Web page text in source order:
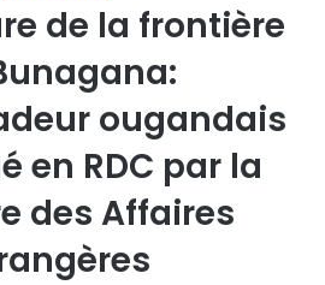
de la frontière
ougandais
en RDC par la
des Affaires